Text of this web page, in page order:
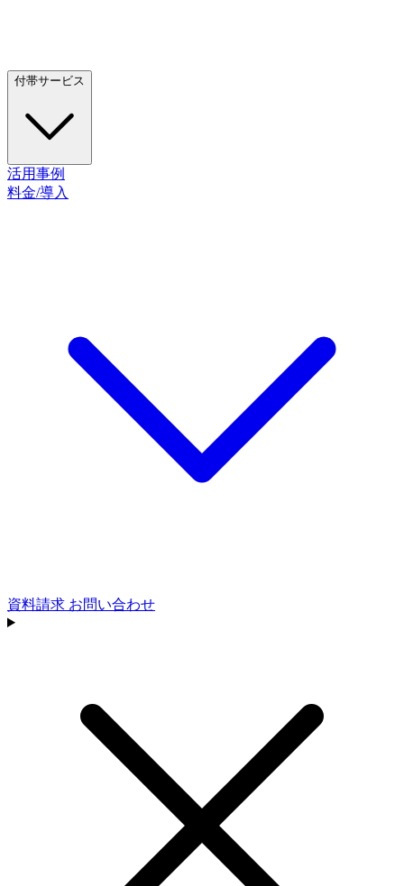
付帯サービス
活用事例
料金/導入
資料請求 お問い合わせ